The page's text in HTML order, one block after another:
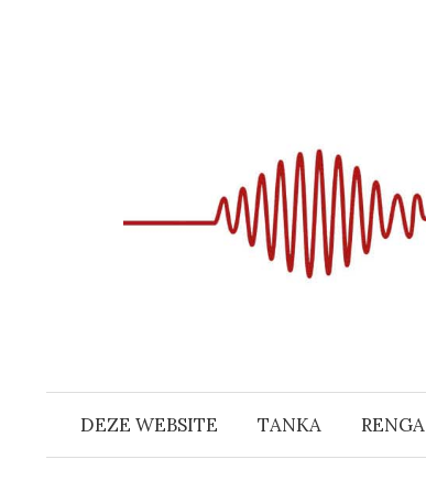
DEZE WEBSITE TANKA RENGA